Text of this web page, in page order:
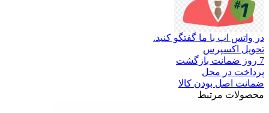
در واتس اپ با ما گفتگو کنید.
تحویل اکسپرس
7 روز ضمانت بازگشت
پرداخت در محل
ضمانت اصل بودن کالا
محصولات مرتبط